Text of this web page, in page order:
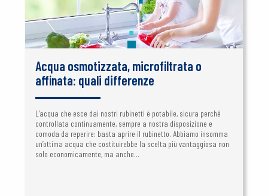
Acqua osmotizzata, microfiltrata o
affinata: quali differenze
L’acqua che esce dai nostri rubinetti è potabile, sicura perché
controllata continuamente, sempre a nostra disposizione e
comoda da reperire: basta aprire il rubinetto. Abbiamo insomma
un’ottima acqua che costituirebbe la scelta più vantaggiosa non
solo economicamente, ma anche...